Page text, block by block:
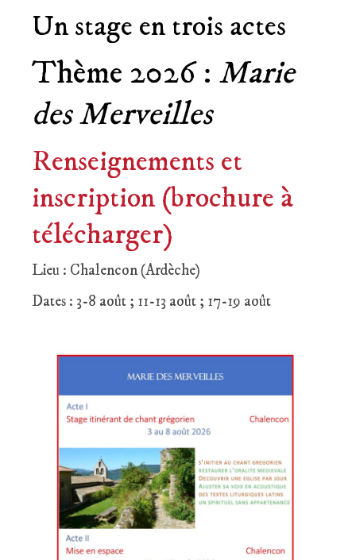
Un stage en trois actes
Thème 2026 : Marie
des Merveilles
Renseignements et
inscription (brochure à
télécharger)
Lieu : Chalencon (Ardèche)
Dates : 3-8 août ; 11-13 août ; 17-19 août